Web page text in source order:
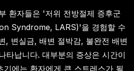
환자들은 '저위 전방절제 증후군
Syndrome, LARS)'을 경험할 수
, 변실금, 배변 절박감, 불완전 배변
타납니다. 대부분의 증상은 시간이
기에는 환자에게 큰 스트레스가 될